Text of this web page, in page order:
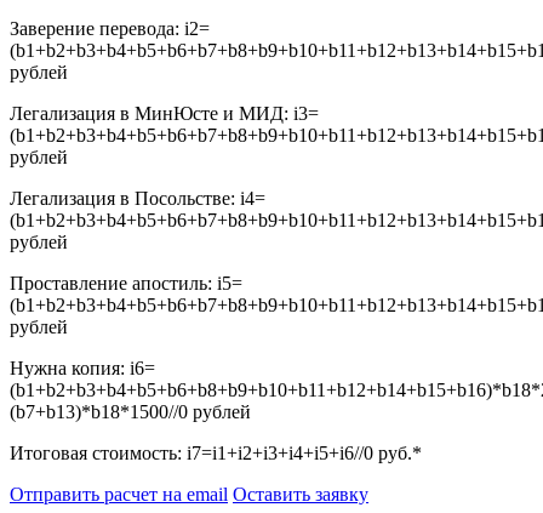
Заверение перевода: i2=
рублей
Легализация в МинЮсте и МИД: i3=
рублей
Легализация в Посольстве: i4=
рублей
Проставление апостиль: i5=
рублей
Нужна копия: i6=
(b7+b13)*b18*1500//0 рублей
Итоговая стоимость: i7=i1+i2+i3+i4+i5+i6//0 руб.*
Отправить расчет на email Оставить заявку